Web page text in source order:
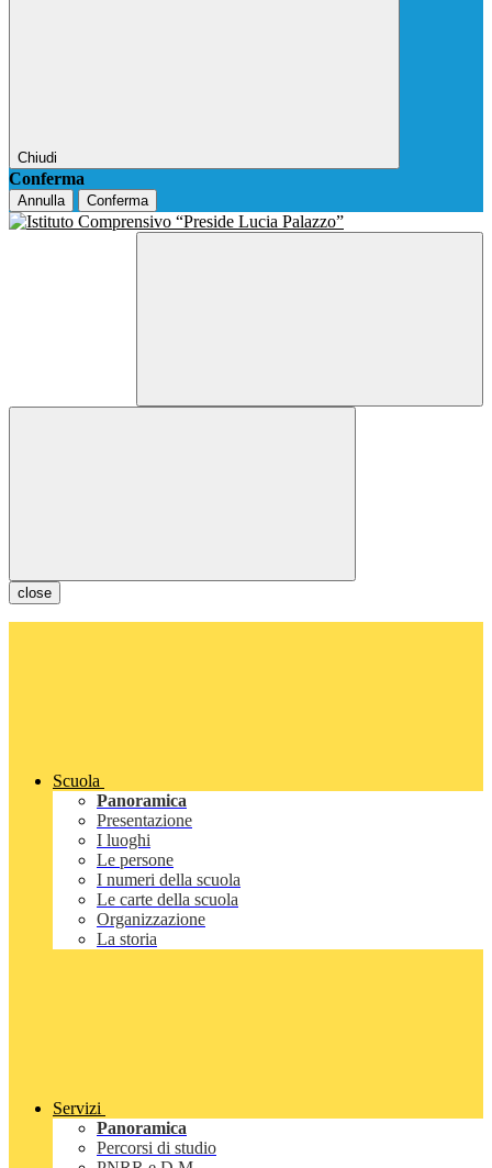
Chiudi
Conferma
Annulla Conferma
close
Scuola
Panoramica
Presentazione
I luoghi
Le persone
I numeri della scuola
Le carte della scuola
Organizzazione
La storia
Servizi
Panoramica
Percorsi di studio